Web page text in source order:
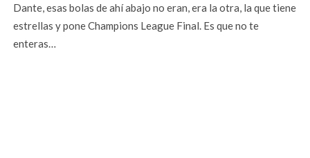
Dante, esas bolas de ahí abajo no eran, era la otra, la que tiene
estrellas y pone Champions League Final. Es que no te
enteras…